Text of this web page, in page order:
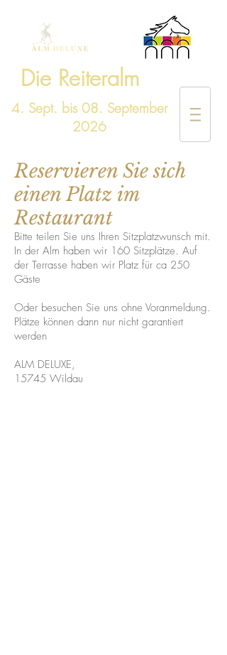
Die Reiteralm
4. Sept. bis 08. September
2026
Reservieren Sie sich
einen Platz im
Restaurant
Bitte teilen Sie uns Ihren Sitzplatzwunsch mit.
In der Alm haben wir 160 Sitzplätze. Auf
der Terrasse haben wir Platz für ca 250
Gäste
Oder besuchen Sie uns ohne Voranmeldung.
Plätze können dann nur nicht garantiert
werden
ALM DELUXE,
15745 Wildau